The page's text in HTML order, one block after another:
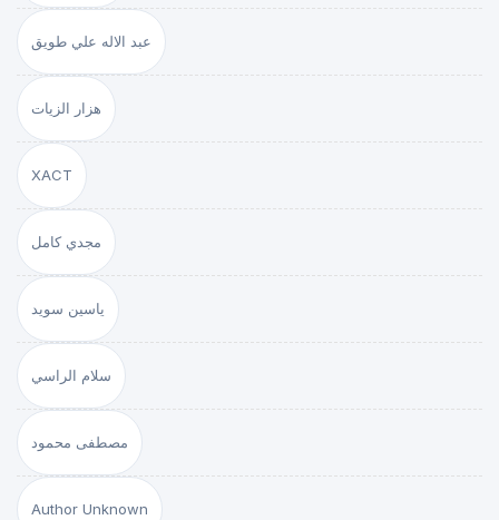
عبد الاله علي طويق
هزار الزيات
XACT
مجدي كامل
ياسين سويد
سلام الراسي
مصطفى محمود
Author Unknown